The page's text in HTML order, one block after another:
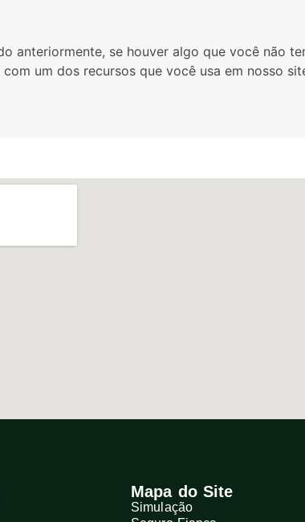
anteriormente, se houver algo que você não
um dos recursos que você usa em nosso
Mapa do Site
Simulação